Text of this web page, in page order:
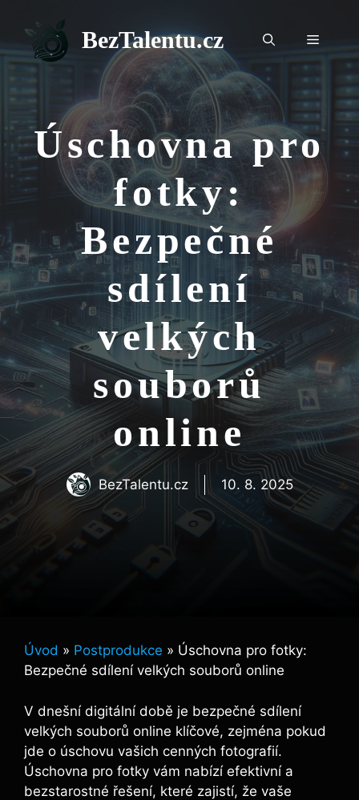
obsah
BezTalentu.cz Menu
Úschovna pro
fotky:
Bezpečné
sdílení
velkých
souborů
online
BezTalentu.cz 10. 8. 2025
Úvod » Postprodukce » Úschovna pro fotky:
Bezpečné sdílení velkých souborů online
V dnešní digitální době⁤ je bezpečné sdílení
velkých souborů online klíčové, zejména pokud
jde o úschovu vašich cenných fotografií.
Úschovna pro fotky vám nabízí efektivní a
bezstarostné ⁢řešení, které zajistí, že vaše